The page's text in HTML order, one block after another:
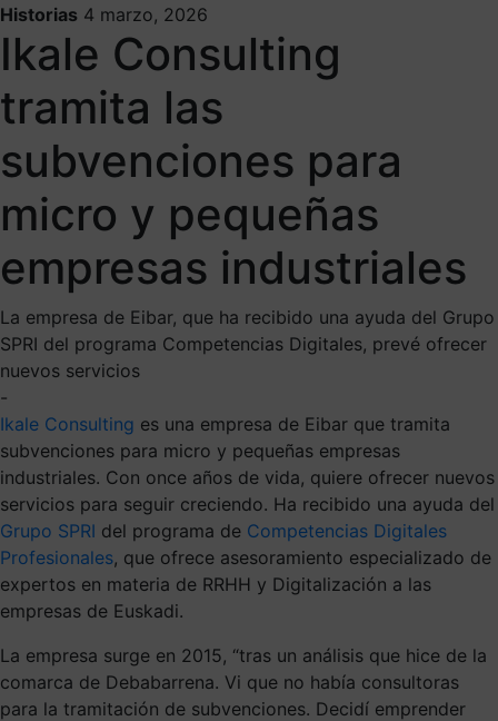
Historias 4 marzo, 2026
Ikale Consulting
tramita las
subvenciones para
micro y pequeñas
empresas industriales
La empresa de Eibar, que ha recibido una ayuda del Grupo
SPRI del programa Competencias Digitales, prevé ofrecer
nuevos servicios
-
Ikale Consulting es una empresa de Eibar que tramita
subvenciones para micro y pequeñas empresas
industriales. Con once años de vida, quiere ofrecer nuevos
servicios para seguir creciendo. Ha recibido una ayuda del
Grupo SPRI del programa de Competencias Digitales
Profesionales, que ofrece asesoramiento especializado de
expertos en materia de RRHH y Digitalización a las
empresas de Euskadi.
La empresa surge en 2015, “tras un análisis que hice de la
comarca de Debabarrena. Vi que no había consultoras
para la tramitación de subvenciones. Decidí emprender